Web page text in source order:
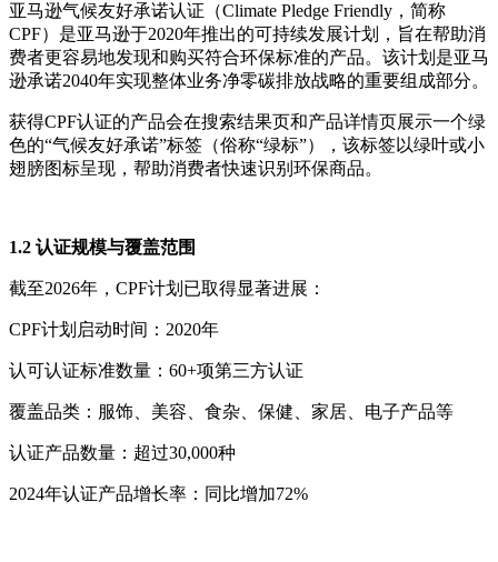
亚马逊气候友好承诺认证（Climate Pledge Friendly，简称
CPF）是亚马逊于2020年推出的可持续发展计划，旨在帮助消
费者更容易地发现和购买符合环保标准的产品。该计划是亚马
逊承诺2040年实现整体业务净零碳排放战略的重要组成部分。
获得CPF认证的产品会在搜索结果页和产品详情页展示一个绿
色的“气候友好承诺”标签（俗称“绿标”），该标签以绿叶或小
翅膀图标呈现，帮助消费者快速识别环保商品。
1.2 认证规模与覆盖范围
截至2026年，CPF计划已取得显著进展：
CPF计划 启动时间：2020年
认可认证标准数量：60+项第三方认证
覆盖品类：服饰、美容、食杂、保健、家居、电子产品等
认证产品数量：超过30,000种
2024年认证产品增长率：同比增加72%